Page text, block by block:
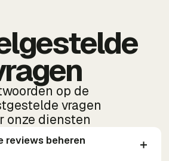
op de
vragen
onze diensten
reviews beheren